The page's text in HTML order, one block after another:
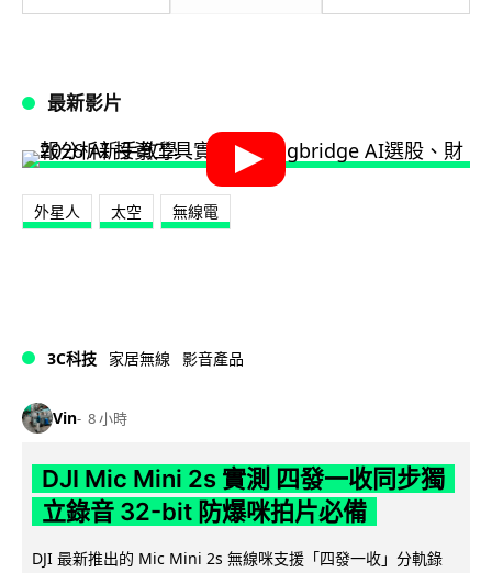
最新影片
外星人 太空 無線電
3C科技 家居無線 影音產品
Vin 8 小時
DJI Mic Mini 2s 實測 四發一收同步獨
立錄音 32-bit 防爆咪拍片必備
DJI 最新推出的 Mic Mini 2s 無線咪支援「四發一收」分軌錄